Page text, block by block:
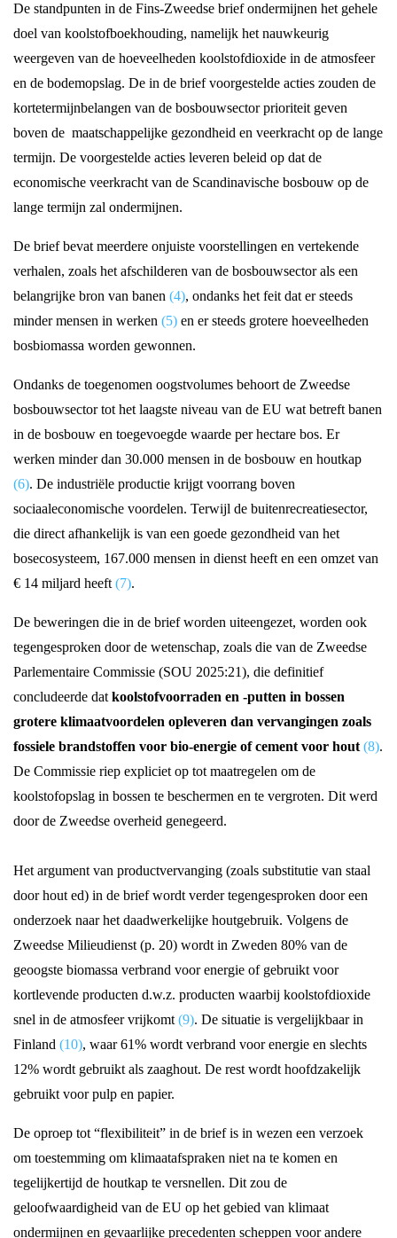
De standpunten in de Fins-Zweedse brief ondermijnen het gehele
doel van koolstofboekhouding, namelijk het nauwkeurig
weergeven van de hoeveelheden koolstofdioxide in de atmosfeer
en de bodemopslag. De in de brief voorgestelde acties zouden de
kortetermijnbelangen van de bosbouwsector prioriteit geven
boven de maatschappelijke gezondheid en veerkracht op de lange
termijn. De voorgestelde acties leveren beleid op dat de
economische veerkracht van de Scandinavische bosbouw op de
lange termijn zal ondermijnen.
De brief bevat meerdere onjuiste voorstellingen en vertekende
verhalen, zoals het afschilderen van de bosbouwsector als een
belangrijke bron van banen (4), ondanks het feit dat er steeds
minder mensen in werken (5) en er steeds grotere hoeveelheden
bosbiomassa worden gewonnen.
Ondanks de toegenomen oogstvolumes behoort de Zweedse
bosbouwsector tot het laagste niveau van de EU wat betreft banen
in de bosbouw en toegevoegde waarde per hectare bos. Er
werken minder dan 30.000 mensen in de bosbouw en houtkap
(6). De industriële productie krijgt voorrang boven
sociaaleconomische voordelen. Terwijl de buitenrecreatiesector,
die direct afhankelijk is van een goede gezondheid van het
bosecosysteem, 167.000 mensen in dienst heeft en een omzet van
€ 14 miljard heeft (7).
De beweringen die in de brief worden uiteengezet, worden ook
tegengesproken door de wetenschap, zoals die van de Zweedse
Parlementaire Commissie (SOU 2025:21), die definitief
concludeerde dat koolstofvoorraden en -putten in bossen
grotere klimaatvoordelen opleveren dan vervangingen zoals
fossiele brandstoffen voor bio-energie of cement voor hout (8).
De Commissie riep expliciet op tot maatregelen om de
koolstofopslag in bossen te beschermen en te vergroten. Dit werd
door de Zweedse overheid genegeerd.
Het argument van productvervanging (zoals substitutie van staal
door hout ed) in de brief wordt verder tegengesproken door een
onderzoek naar het daadwerkelijke houtgebruik. Volgens de
Zweedse Milieudienst (p. 20) wordt in Zweden 80% van de
geoogste biomassa verbrand voor energie of gebruikt voor
kortlevende producten d.w.z. producten waarbij koolstofdioxide
snel in de atmosfeer vrijkomt (9). De situatie is vergelijkbaar in
Finland (10), waar 61% wordt verbrand voor energie en slechts
12% wordt gebruikt als zaaghout. De rest wordt hoofdzakelijk
gebruikt voor pulp en papier.
De oproep tot “flexibiliteit” in de brief is in wezen een verzoek
om toestemming om klimaatafspraken niet na te komen en
tegelijkertijd de houtkap te versnellen. Dit zou de
geloofwaardigheid van de EU op het gebied van klimaat
ondermijnen en gevaarlijke precedenten scheppen voor andere